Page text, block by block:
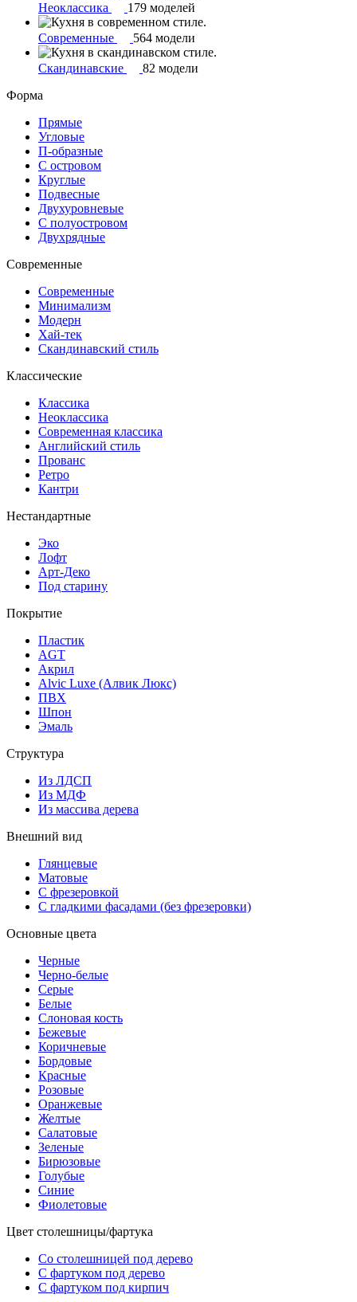
Неоклассика 179 моделей
Современные 564 модели
Скандинавские
82 модели
Форма
Прямые
Угловые
П-образные
С островом
Круглые
Подвесные
Двухуровневые
С полуостровом
Двухрядные
Современные
Современные
Минимализм
Модерн
Хай-тек
Скандинавский стиль
Классические
Классика
Неоклассика
Современная классика
Английский стиль
Прованс
Ретро
Кантри
Нестандартные
Эко
Лофт
Арт-Деко
Под старину
Покрытие
Пластик
AGT
Акрил
Alvic Luxe (Алвик Люкс)
ПВХ
Шпон
Эмаль
Структура
Из ЛДСП
Из МДФ
Из массива дерева
Внешний вид
Глянцевые
Матовые
С фрезеровкой
С гладкими фасадами (без фрезеровки)
Основные цвета
Черные
Черно-белые
Серые
Белые
Слоновая кость
Бежевые
Коричневые
Бордовые
Красные
Розовые
Оранжевые
Желтые
Салатовые
Зеленые
Бирюзовые
Голубые
Синие
Фиолетовые
Цвет столешницы/фартука
Со столешницей под дерево
С фартуком под дерево
С фартуком под кирпич